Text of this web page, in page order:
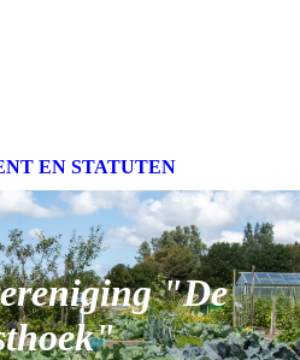
EN STATUTEN
"De